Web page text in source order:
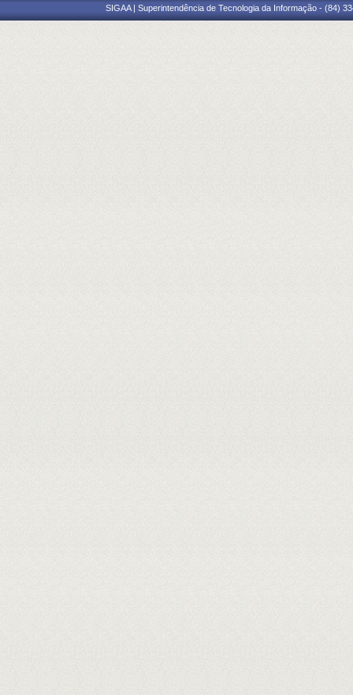
SIGAA | Superintendência de Tecnologia da Informação - (84)